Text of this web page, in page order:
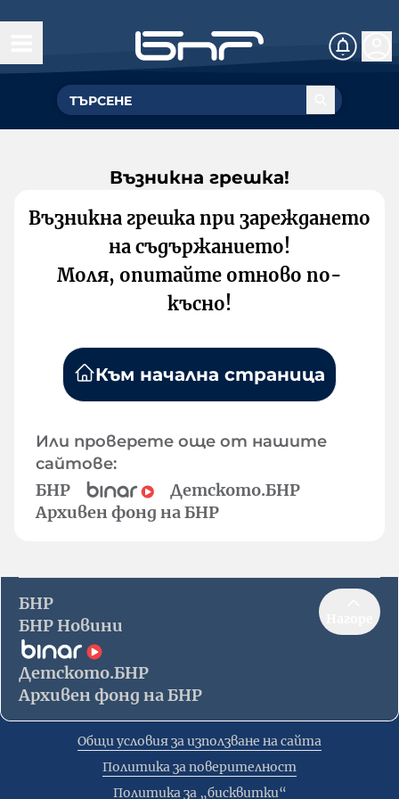
Възникна грешка!
Възникна грешка при зареждането
на съдържанието!
Моля, опитайте отново по-
късно!
Към начална страница
Или проверете още от нашите
сайтове:
БНР
Детското.БНР
Архивен фонд на БНР
БНР
БНР Новини
Детското.БНР
Архивен фонд на БНР
Общи условия за използване на сайта
Политика за поверителност
Политика за „бисквитки“